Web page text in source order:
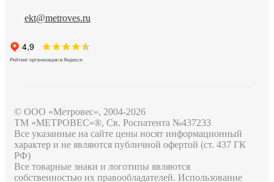
ekt@metroves.ru
© ООО «Метровес», 2004-2026
ТМ «МЕТРОВЕС»®, Св. Роспатента №4​3​7​2​3​3
Все указанные на сайте цены носят информационный
характер и не являются публичной офертой (ст. 437 ГК
РФ)
Все товарные знаки и логотипы являются
собственностью их правообладателей. Использование